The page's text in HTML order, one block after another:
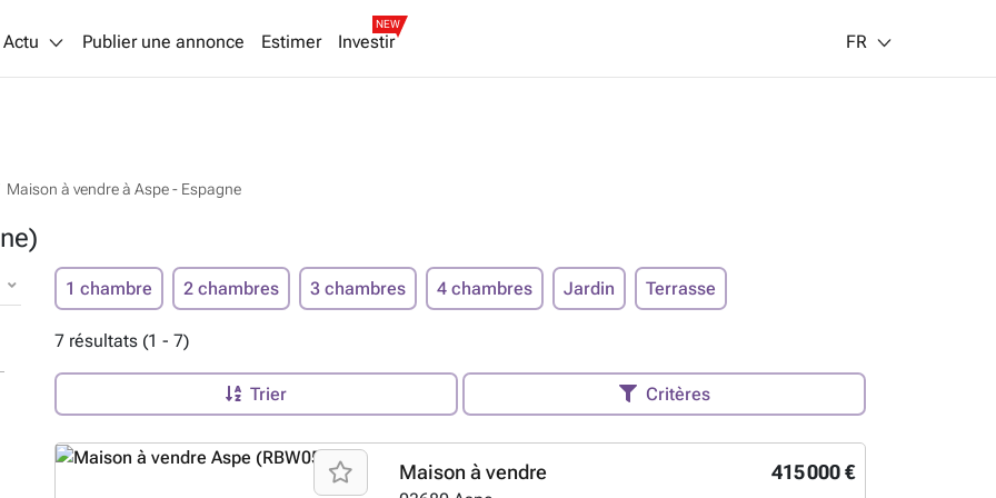
Actu Publier une annonce Estimer Investir
NEW
FR
Maison à vendre à Aspe - Espagne
1 chambre 2 chambres 3 chambres 4 chambres Jardin Terrasse
7 résultats (1 - 7)
Trier Critères
415 000 €
Maison à vendre